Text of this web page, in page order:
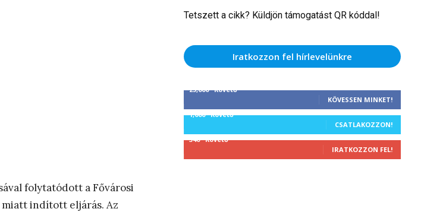
folytatódott a Fővárosi
miatt indított eljárás. Az
Tetszett a cikk? Küldjön támogatást QR kóddal!
Iratkozzon fel hírlevelünkre
25,000 Követő
KÖVESSEN MINKET!
1,000 Követő
CSATLAKOZZON!
340 Követő
IRATKOZZON FEL!